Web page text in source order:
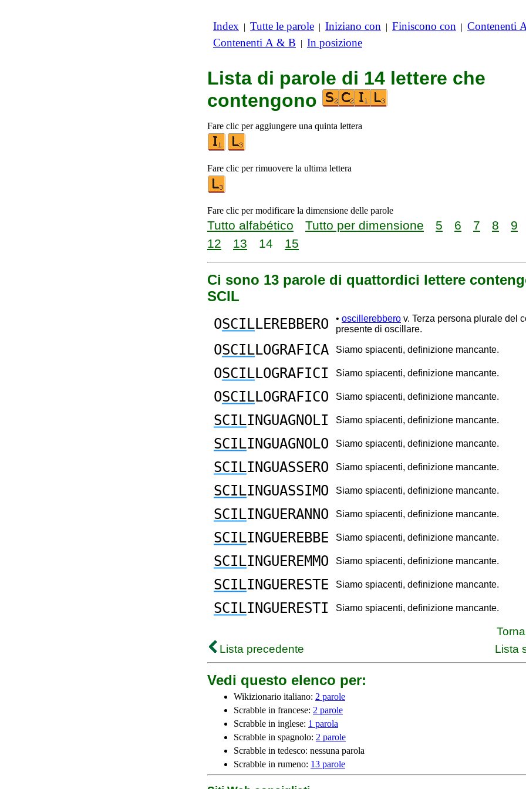
Index | Tutte le parole | Iniziano con | Finiscono con | Contenenti
Contenenti A & B | In posizione
Lista di parole di 14 lettere che
contengono
Fare clic per aggiungere una quinta lettera
Fare clic per rimuovere la ultima lettera
Fare clic per modificare la dimensione delle parole
Tutto alfabético Tutto per dimensione 5 6 7 8 9
12
13 14 15
Ci sono 13 parole di quattordici lettere
SCIL
OSCILLEREBBERO • oscillerebbero v. Terza persona plurale del
presente di oscillare.
OSCILLOGRAFICA Siamo spiacenti, definizione mancante.
OSCILLOGRAFICI Siamo spiacenti, definizione mancante.
OSCILLOGRAFICO Siamo spiacenti, definizione mancante.
SCILINGUAGNOLI Siamo spiacenti, definizione mancante.
SCILINGUAGNOLO Siamo spiacenti, definizione mancante.
SCILINGUASSERO Siamo spiacenti, definizione mancante.
SCILINGUASSIMO Siamo spiacenti, definizione mancante.
SCILINGUERANNO Siamo spiacenti, definizione mancante.
SCILINGUEREBBE Siamo spiacenti, definizione mancante.
SCILINGUEREMMO Siamo spiacenti, definizione mancante.
SCILINGUERESTE Siamo spiacenti, definizione mancante.
SCILINGUERESTI Siamo spiacenti, definizione mancante.
Lista precedente
Lista
Vedi questo elenco per:
Wikizionario italiano: 2 parole
Scrabble in francese: 2 parole
Scrabble in inglese: 1 parola
Scrabble in spagnolo: 2 parole
Scrabble in tedesco: nessuna parola
Scrabble in rumeno: 13 parole